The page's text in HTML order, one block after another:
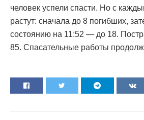
человек успели спасти. Но с
растут: сначала до 8 погибших,
состоянию на 11:52 — до 18.
85. Спасательные работы